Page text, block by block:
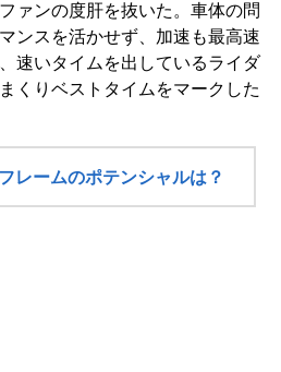
ァンの度肝を抜いた。車体の問
ンスを活かせず、加速も最高速
速いタイムを出しているライダ
くりベストタイムをマークした
レームのポテンシャルは？